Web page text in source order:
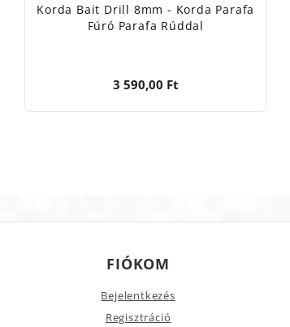
Korda Bait Drill 8mm - Korda Parafa
Fúró Parafa Rúddal
3 590,00 Ft
FIÓKOM
Bejelentkezés
Regisztráció